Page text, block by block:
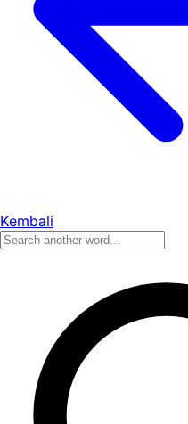
Kembali